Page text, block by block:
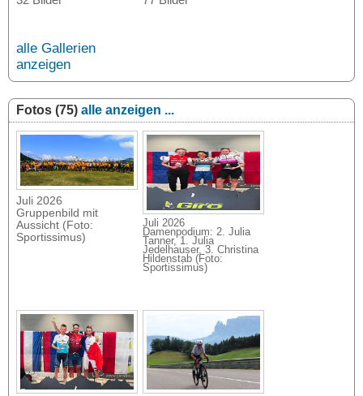
alle Gallerien
anzeigen
Fotos (75) alle anzeigen ...
Juli 2026
Gruppenbild mit
Aussicht (Foto:
Sportissimus)
Juli 2026
Damenpodium: 2. Julia
Tanner, 1. Julia
Jedelhauser, 3. Christina
Hildenstab (Foto:
Sportissimus)